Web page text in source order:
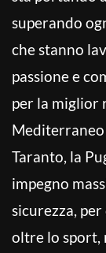
superando
che stanno
passione e
per la miglior
Mediterraneo
Taranto, la
impegno
sicurezza,
oltre lo sport,